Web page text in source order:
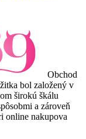
Obchod
bol založený v
širokú škálu
a zároveň
online nakupova